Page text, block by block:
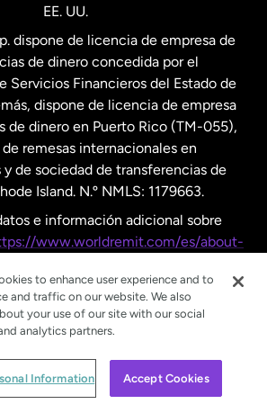
EE. UU.
dispone de licencia de empresa de
de dinero concedida por el
Servicios Financieros del Estado de
dispone de licencia de empresa
de dinero en Puerto Rico (TM-055),
remesas internacionales en
y de sociedad de transferencias de
Island. N.º NMLS: 1179663.
e información adicional sobre
www.worldremit.com/es/about-
© WorldRemit 2024
to enhance user experience and to
and traffic on our website. We also
your use of our site with our social
analytics partners.
Information Accept Cookies